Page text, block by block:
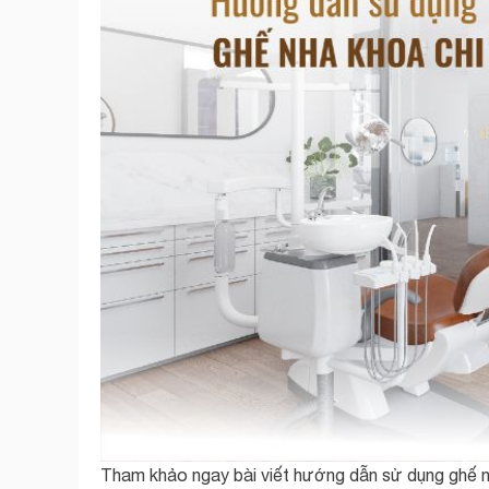
Tham khảo ngay bài viết hướng dẫn sử dụng ghế